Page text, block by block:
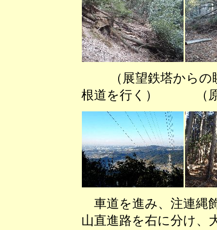
（展望鉄塔から
根道を行く） （原
車道を進み、注連縄
山直進路を右に分け、